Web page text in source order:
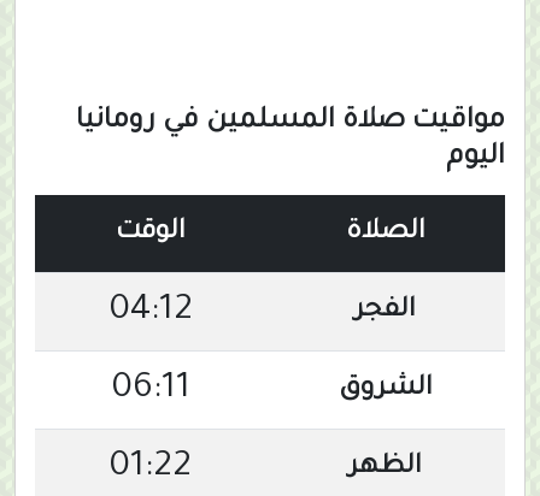
مواقيت صلاة المسلمين في رومانيا
اليوم
الصلاة الوقت
الفجر 04:12
الشروق 06:11
الظهر 01:22